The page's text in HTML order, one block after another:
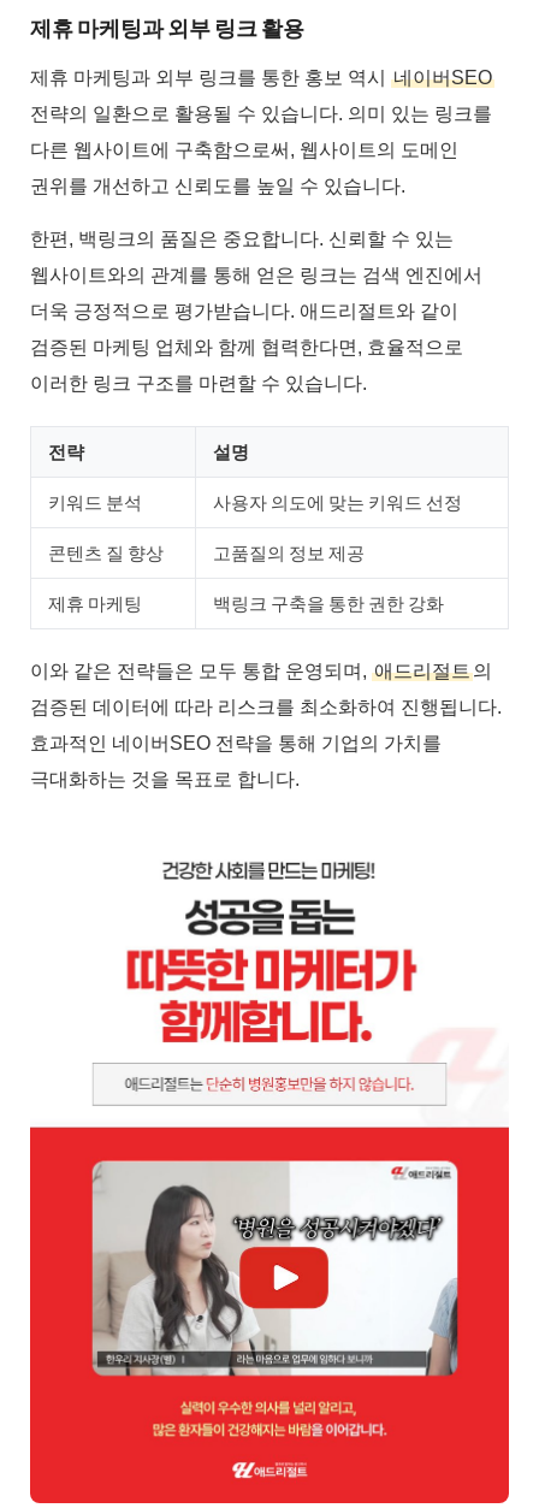
제휴 마케팅과 외부 링크 활용
제휴 마케팅과 외부 링크를 통한 홍보 역시
네이버SEO
전략의 일환으로 활용될 수 있습니다. 의미 있는 링크를
다른 웹사이트에 구축함으로써, 웹사이트의 도메인
권위를 개선하고 신뢰도를 높일 수 있습니다.
한편, 백링크의 품질은 중요합니다. 신뢰할 수 있는
웹사이트와의 관계를 통해 얻은 링크는 검색 엔진에서
더욱 긍정적으로 평가받습니다. 애드리절트와 같이
검증된 마케팅 업체와 함께 협력한다면, 효율적으로
이러한 링크 구조를 마련할 수 있습니다.
전략 설명
키워드 분석 사용자 의도에 맞는 키워드 선정
콘텐츠 질 향상 고품질의 정보 제공
제휴 마케팅 백링크 구축을 통한 권한 강화
이와 같은 전략들은 모두 통합 운영되며, 애드리절트의
검증된 데이터에 따라 리스크를 최소화하여 진행됩니다.
효과적인 네이버SEO 전략을 통해 기업의 가치를
극대화하는 것을 목표로 합니다.